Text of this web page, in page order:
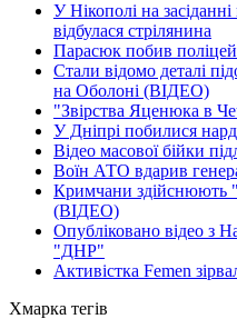
У Нікополі на засіданні
відбулася стрілянина
Парасюк побив
Стали відомо деталі
на Оболоні (ВІДЕО)
"Звірства Яценюка в
У Дніпрі побилися
Відео масової бійки
Воїн АТО вдарив
Кримчани здійснюють
(ВІДЕО)
Опубліковано відео з
"ДНР"
Активістка Femen
Хмарка тегів